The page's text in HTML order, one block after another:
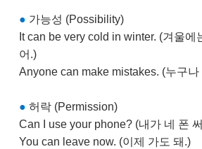
● 가능성 (Possibility)
It can be very cold in winter. (겨울에
어.)
Anyone can make mistakes. (누구
● 허락 (Permission)
Can I use your phone? (내가 네 폰
You can leave now. (이제 가도 돼.)